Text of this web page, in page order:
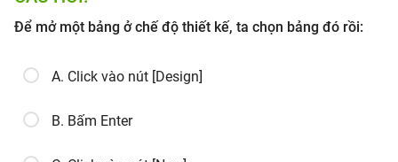
Để mở một bảng ở chế độ thiết kế, ta chọn bảng đó rồi:
A. Click vào nút [Design]
B. Bấm Enter